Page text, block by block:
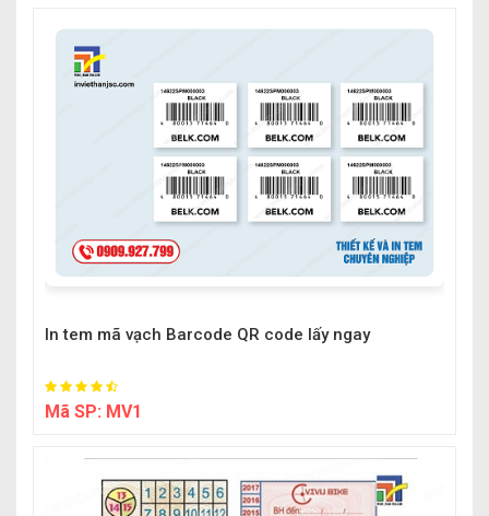
In tem mã vạch Barcode QR code lấy ngay
Mã SP: MV1